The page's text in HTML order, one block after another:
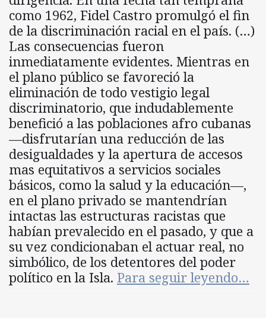
como 1962, Fidel Castro promulgó el fin
de la discriminación racial en el país. (…)
Las consecuencias fueron
inmediatamente evidentes. Mientras en
el plano público se favoreció la
eliminación de todo vestigio legal
discriminatorio, que indudablemente
benefició a las poblaciones afro cubanas
—disfrutarían una reducción de las
desigualdades y la apertura de accesos
mas equitativos a servicios sociales
básicos, como la salud y la educación—,
en el plano privado se mantendrían
intactas las estructuras racistas que
habían prevalecido en el pasado, y que a
su vez condicionaban el actuar real, no
simbólico, de los detentores del poder
político en la Isla. Para seguir leyendo…